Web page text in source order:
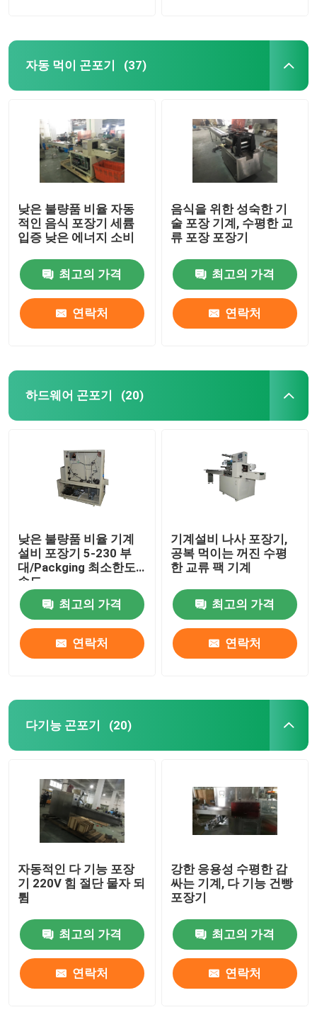
자동 먹이 곤포기 (37)
낮은 불량품 비율 자동
적인 음식 포장기 세륨
입증 낮은 에너지 소비
최고의 가격
연락처
음식을 위한 성숙한 기
술 포장 기계, 수평한 교
류 포장 포장기
최고의 가격
연락처
하드웨어 곤포기 (20)
낮은 불량품 비율 기계
설비 포장기 5-230 부
대/Packging 최소한도
속도
최고의 가격
연락처
기계설비 나사 포장기,
공복 먹이는 꺼진 수평
한 교류 팩 기계
최고의 가격
연락처
다기능 곤포기 (20)
자동적인 다 기능 포장
기 220V 힘 절단 물자 되
튐
최고의 가격
연락처
강한 응용성 수평한 감
싸는 기계, 다 기능 건빵
포장기
최고의 가격
연락처